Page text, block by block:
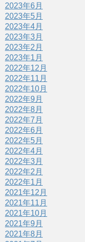
2023年6月
2023年5月
2023年4月
2023年3月
2023年2月
2023年1月
2022年12月
2022年11月
2022年10月
2022年9月
2022年8月
2022年7月
2022年6月
2022年5月
2022年4月
2022年3月
2022年2月
2022年1月
2021年12月
2021年11月
2021年10月
2021年9月
2021年8月